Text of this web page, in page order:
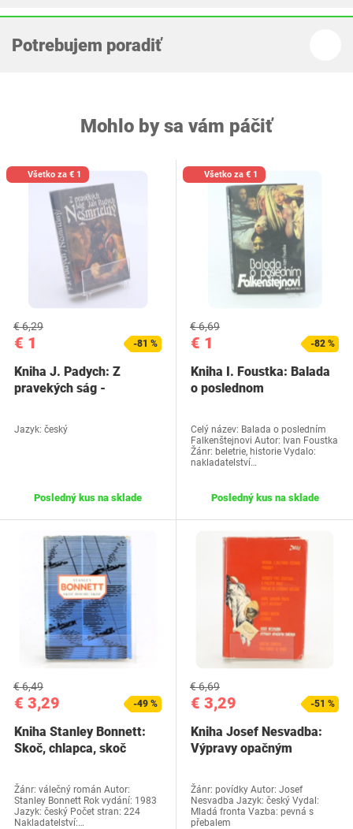
Potrebujem poradiť
Mohlo by sa vám páčiť
Všetko za € 1
€ 1
€ 6,29
-81 %
Kniha J. Padych: Z
pravekých ság -
Jazyk: český
Posledný kus na sklade
Všetko za € 1
€ 1
€ 6,69
-82 %
Kniha I. Foustka: Balada
o poslednom
Celý název: Balada o posledním
Falkenštejnovi Autor: Ivan Foustka
Žánr: beletrie, historie Vydalo:
nakladatelství…
Posledný kus na sklade
€ 3,29
€ 6,49
-49 %
Kniha Stanley Bonnett:
Skoč, chlapca, skoč
Žánr: válečný román Autor:
Stanley Bonnett Rok vydání: 1983
Jazyk: český Počet stran: 224
Nakladatelství:…
€ 3,29
€ 6,69
-51 %
Kniha Josef Nesvadba:
Výpravy opačným
Žánr: povídky Autor: Josef
Nesvadba Jazyk: český Vydal:
Mladá fronta Vazba: pevná s
přebalem